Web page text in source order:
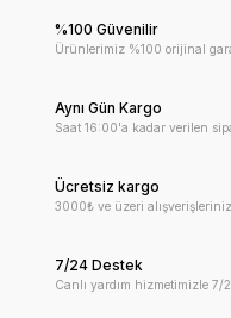
%100 Güvenilir
Ürünlerimiz %100 orijinal
Aynı Gün Kargo
Saat 16:00'a kadar verilen
Ücretsiz kargo
3000₺ ve üzeri
7/24 Destek
Canlı yardım hizmetimizle 7/